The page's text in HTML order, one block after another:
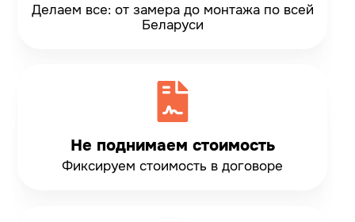
Делаем все: от замера до монтажа по всей
Беларуси
Не поднимаем стоимость
Фиксируем стоимость в договоре